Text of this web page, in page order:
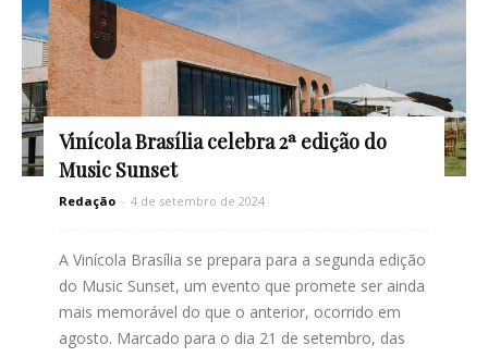
Vinícola Brasília celebra 2ª edição do
Music Sunset
Redação - 4 de setembro de 2024
A Vinícola Brasília se prepara para a segunda edição
do Music Sunset, um evento que promete ser ainda
mais memorável do que o anterior, ocorrido em
agosto. Marcado para o dia 21 de setembro, das